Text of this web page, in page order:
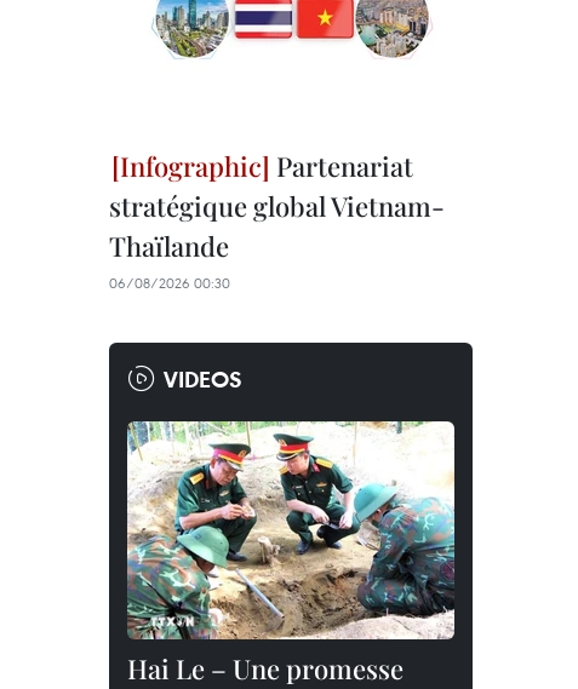
Partenariat
stratégique global Vietnam-
Thaïlande
06/08/2026 00:30
VIDEOS
Hai Le – Une promesse